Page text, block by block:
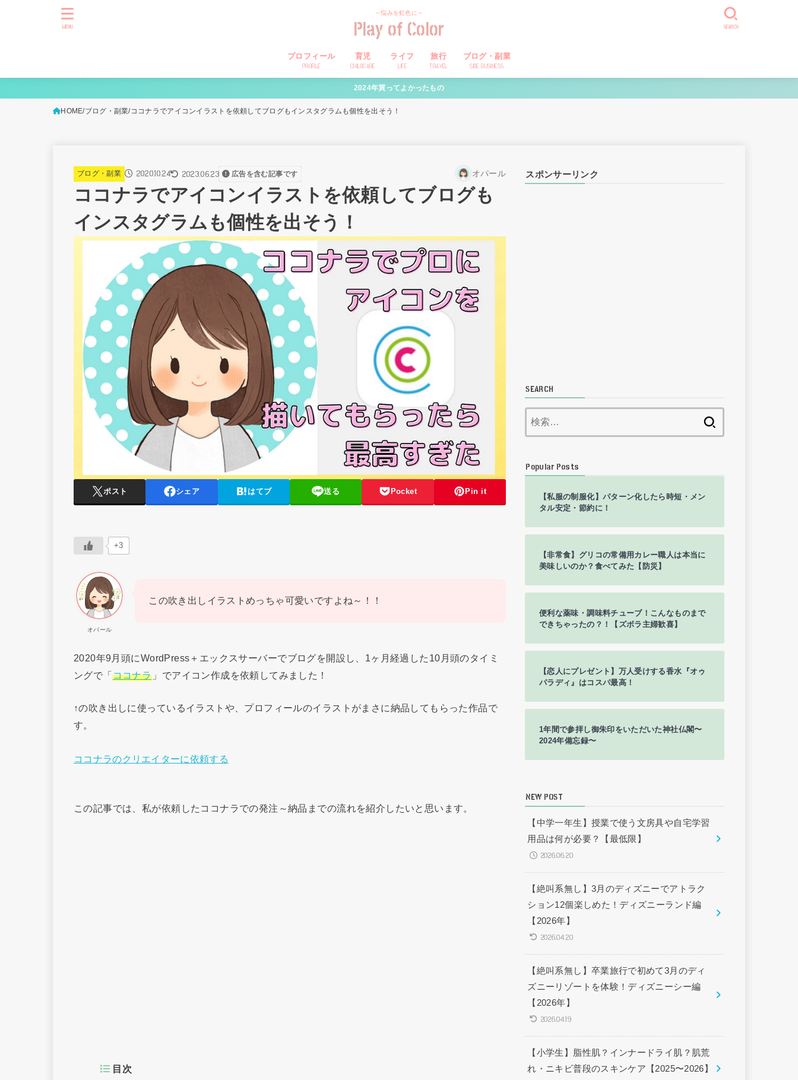
～悩みを虹色に～
Play of Color
プロフィール
PROFILE
育児
CHILDCARE
ライフ
LIFE
旅行
TRAVEL
ブログ・副業
SIDE BUSINESS
SEARCH
MENU
2024年買ってよかったもの
HOME ブログ・副業 ココナラでアイコンイラストを依頼してブログもインスタグラムも個性を出そう！
ブログ・副業 2020.10.24 2023.06.23 広告を含む記事です オパール
ココナラでアイコンイラストを依頼してブログも
インスタグラムも個性を出そう！
ポスト シェア はてブ 送る Pocket Pin it
+3
オパール
この吹き出しイラストめっちゃ可愛いですよね～！！
2020年9月頭にWordPress＋エックスサーバーでブログを開設し、1ヶ月経過した10月頭のタイミ
ングで「ココナラ 」でアイコン作成を依頼してみました！
↑の吹き出しに使っているイラストや、プロフィールのイラストがまさに納品してもらった作品で
す。
ココナラのクリエイターに依頼する
この記事では、私が依頼したココナラでの発注～納品までの流れを紹介したいと思います。
目次
スポンサーリンク
SEARCH
Popular Posts
【私服の制服化】パターン化したら時短・メン
タル安定・節約に！
【非常食】グリコの常備用カレー職人は本当に
美味しいのか？食べてみた【防災】
便利な薬味・調味料チューブ！こんなものまで
できちゃったの？！【ズボラ主婦歓喜】
【恋人にプレゼント】万人受けする香水『オゥ
パラディ』はコスパ最高！
1年間で参拝し御朱印をいただいた神社仏閣〜
2024年備忘録〜
NEW POST
【中学一年生】授業で使う文房具や自宅学習
用品は何が必要？【最低限】
2026.06.20
【絶叫系無し】3月のディズニーでアトラク
ション12個楽しめた！ディズニーランド編
【2026年】
2026.04.20
【絶叫系無し】卒業旅行で初めて3月のディ
ズニーリゾートを体験！ディズニーシー編
【2026年】
2026.04.19
【小学生】脂性肌？インナードライ肌？肌荒
れ・ニキビ普段のスキンケア【2025〜2026】